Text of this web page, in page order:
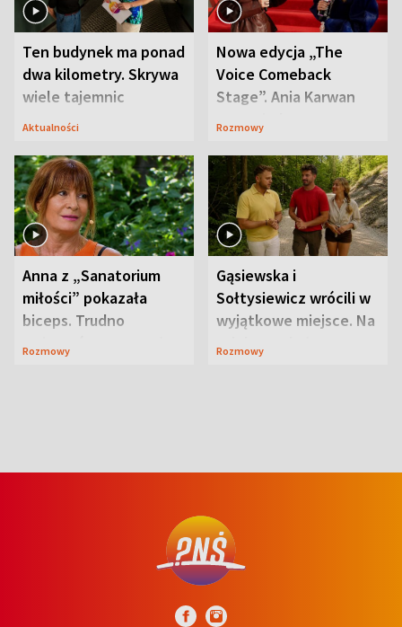
Ten budynek ma ponad
dwa kilometry. Skrywa
wiele tajemnic
Aktualności
Nowa edycja „The
Voice Comeback
Stage”. Ania Karwan
zapowiada
Rozmowy
Anna z „Sanatorium
miłości” pokazała
biceps. Trudno
uwierzyć, co przeszła
Rozmowy
Gąsiewska i
Sołtysiewicz wrócili w
wyjątkowe miejsce. Na
szlaku czekał
Rozmowy